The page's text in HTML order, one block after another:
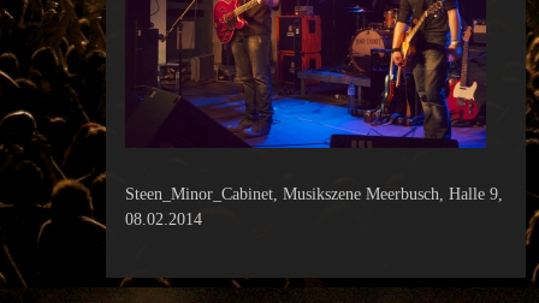
Steen_Minor_Cabinet, Musikszene Meerbusch, Halle 9,
08.02.2014